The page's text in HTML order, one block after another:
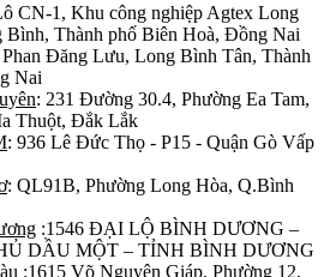
CN-1, Khu công nghiệp Agtex Long
Bình, Thành phố Biên Hoà, Đồng Nai
Phan Đăng Lưu, Long Bình Tân, Thành
Nai
: 231 Đường 30.4, Phường Ea Tam,
Thuột, Đắk Lắk
: 936 Lê Đức Thọ - P15 - Quận Gò Vấp
: QL91B, Phường Long Hòa, Q.Bình
:1546 ĐẠI LỘ BÌNH DƯƠNG –
DẦU MỘT – TỈNH BÌNH DƯƠNG
:1615 Võ Nguyên Giáp, Phường 12,